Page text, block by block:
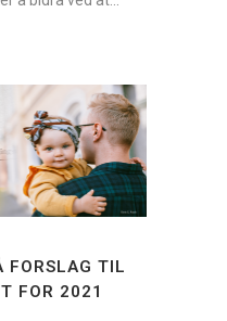
FORSLAG TIL
FOR 2021